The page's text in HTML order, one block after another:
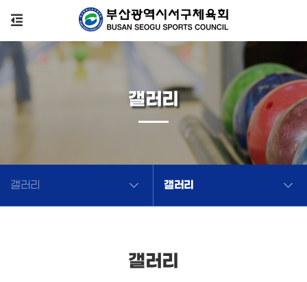
갤러리 갤러리
갤러리
갤러리